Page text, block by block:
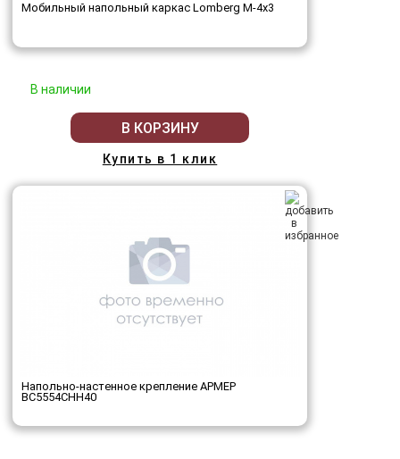
Мобильный напольный каркас Lomberg M-4х3
В наличии
В КОРЗИНУ
Купить в 1 клик
Напольно-настенное крепление АРМЕР
ВС5554СНН40